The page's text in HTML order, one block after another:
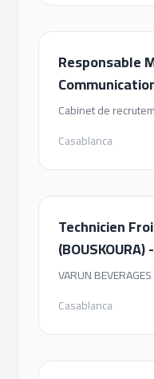
Responsable
Cabinet de
Casablanca
Technicien
VARUN
Casablanca